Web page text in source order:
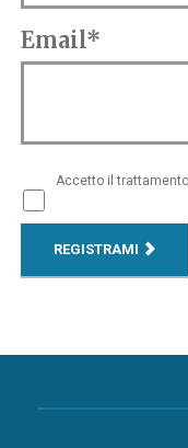
Email*
Accetto il
REGISTRAMI